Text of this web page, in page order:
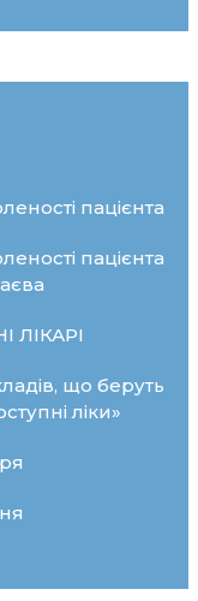
пацієнта
пацієнта
ЛІКАРІ
що беруть
ліки»